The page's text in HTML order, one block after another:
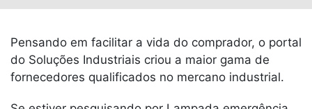
Pensando em facilitar a vida do comprador, o portal
do Soluções Industriais criou a maior gama de
fornecedores qualificados no mercano industrial.